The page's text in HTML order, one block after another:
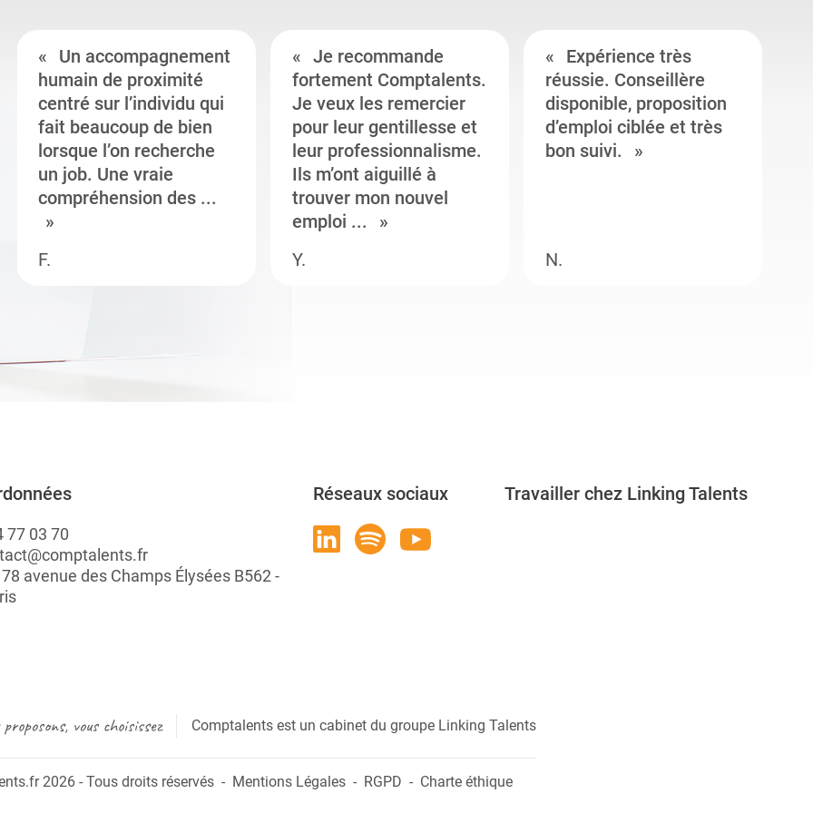
Un accompagnement
humain de proximité
centré sur l’individu qui
fait beaucoup de bien
lorsque l’on recherche
un job. Une vraie
compréhension des ...
F.
Je recommande
fortement Comptalents.
Je veux les remercier
pour leur gentillesse et
leur professionnalisme.
Ils m’ont aiguillé à
trouver mon nouvel
emploi ...
Y.
Expérience très
réussie. Conseillère
disponible, proposition
d’emploi ciblée et très
bon suivi.
N.
77 03 70
avenue des Champs Élysées B562 -
Réseaux sociaux Travailler chez Linking Talents
vous choisissez Comptalents est un cabinet du groupe Linking Talents
2026 - Tous droits réservés Mentions Légales RGPD Charte éthique